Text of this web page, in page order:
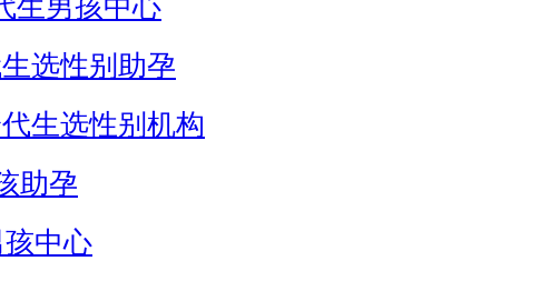
生男孩中心
选性别助孕
生选性别机构
助孕
中心